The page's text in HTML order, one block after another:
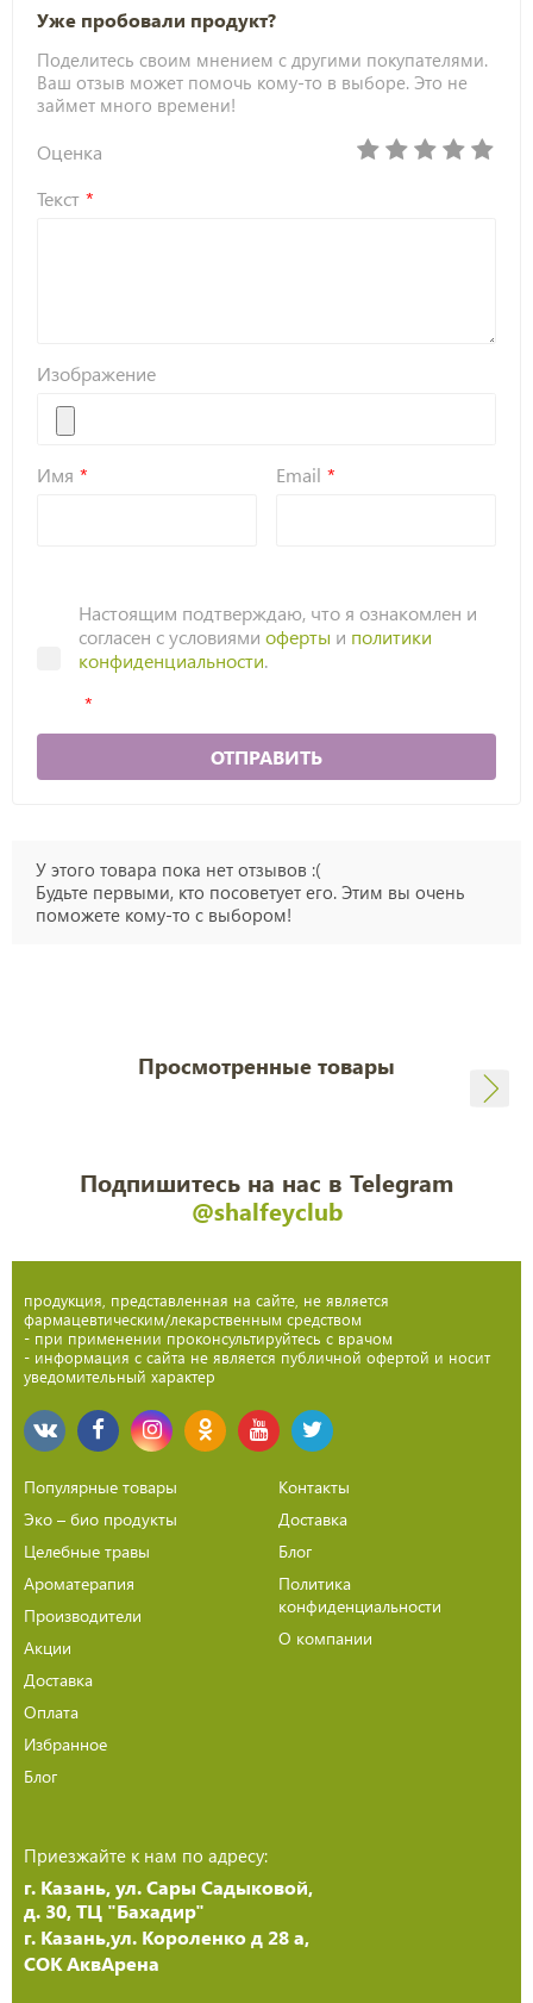
Уже пробовали продукт?
Поделитесь своим мнением с другими покупателями.
Ваш отзыв может помочь кому-то в выборе. Это не
займет много времени!
Оценка
Текст
Изображение
Имя Email
Настоящим подтверждаю, что я ознакомлен и
согласен с условиями оферты и политики
конфиденциальности.
ОТПРАВИТЬ
У этого товара пока нет отзывов :(
Будьте первыми, кто посоветует его. Этим вы очень
поможете кому-то с выбором!
Просмотренные товары
Подпишитесь на нас в Telegram
@shalfeyclub
продукция, представленная на сайте, не является
фармацевтическим/лекарственным средством
- при применении проконсультируйтесь с врачом
- информация с сайта не является публичной офертой и носит
уведомительный характер
Популярные товары
Эко – био продукты
Целебные травы
Ароматерапия
Производители
Акции
Доставка
Оплата
Избранное
Блог
Контакты
Доставка
Блог
Политика
конфиденциальности
О компании
Приезжайте к нам по адресу:
г. Казань, ул. Сары Садыковой,
д. 30, ТЦ "Бахадир"
г. Казань,ул. Короленко д 28 а,
СОК АквАрена